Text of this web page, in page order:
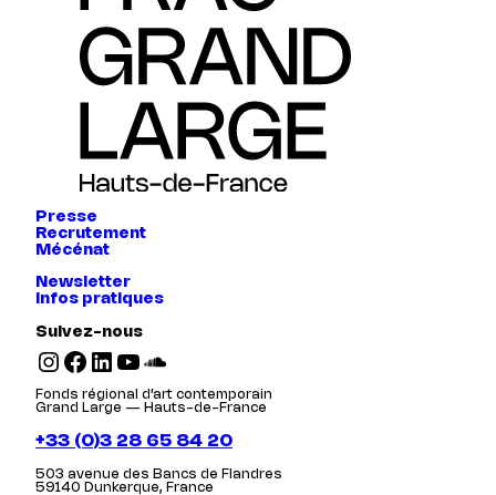
Presse
Recrutement
Mécénat
Newsletter
Infos pratiques
Suivez-nous
Instagram Facebook LinkedIn YouTube SoundCloud
Fonds régional d’art contemporain
Grand Large — Hauts-de-France
+33 (0)3 28 65 84 20
503 avenue des Bancs de Flandres
59140 Dunkerque, France